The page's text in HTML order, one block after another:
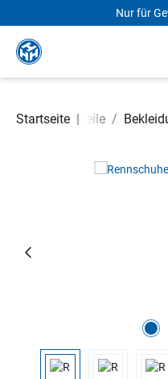
Zum Hauptinhalt springen
Nur für
Startseite |
Fahrradteile /
Bildergalerie überspringen